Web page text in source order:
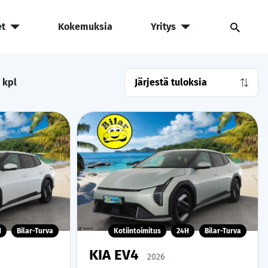
Kokemuksia Yritys
kpl
Bilar-Turva Kotiintoimitus 24H Bilar-Turva
KIA EV4 2026